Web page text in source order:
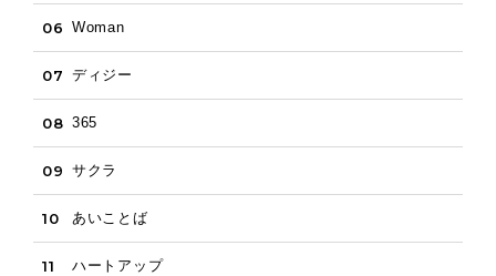
06 Woman
07 ディジー
08 365
09 サクラ
10 あいことば
11 ハートアップ